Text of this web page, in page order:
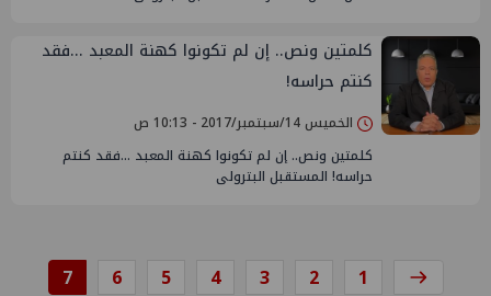
كلمتين ونص.. إن لم تكونوا كهنة المعبد ...فقد
كنتم حراسه!
الخميس 14/سبتمبر/2017 - 10:13 ص
كلمتين ونص.. إن لم تكونوا كهنة المعبد ...فقد كنتم
حراسه! المستقبل البترولى
1
2
3
4
5
6
7